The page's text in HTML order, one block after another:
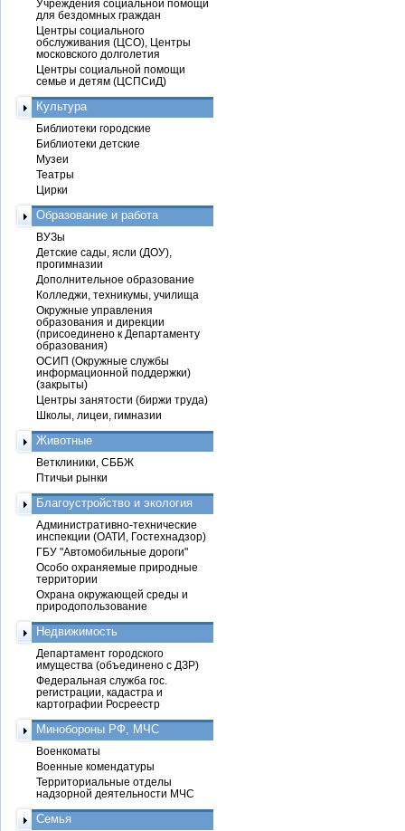
Учреждения социальной помощи
для бездомных граждан
Центры социального
обслуживания (ЦСО), Центры
московского долголетия
Центры социальной помощи
семье и детям (ЦСПСиД)
Культура
Библиотеки городские
Библиотеки детские
Музеи
Театры
Цирки
Образование и работа
ВУЗы
Детские сады, ясли (ДОУ),
прогимназии
Дополнительное образование
Колледжи, техникумы, училища
Окружные управления
образования и дирекции
(присоединено к Департаменту
образования)
ОСИП (Окружные службы
информационной поддержки)
(закрыты)
Центры занятости (биржи труда)
Школы, лицеи, гимназии
Животные
Ветклиники, СББЖ
Птичьи рынки
Благоустройство и экология
Административно-технические
инспекции (ОАТИ, Гостехнадзор)
ГБУ "Автомобильные дороги"
Особо охраняемые природные
территории
Охрана окружающей среды и
природопользование
Недвижимость
Департамент городского
имущества (объединено с ДЗР)
Федеральная служба гос.
регистрации, кадастра и
картографии Росреестр
Минобороны РФ, МЧС
Военкоматы
Военные комендатуры
Территориальные отделы
надзорной деятельности МЧС
Семья